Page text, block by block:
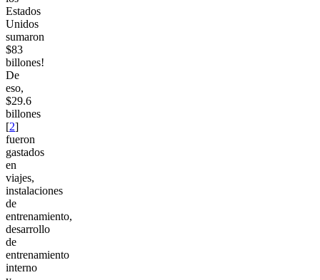
Estados
Unidos
sumaron
$83
billones!
De
eso,
$29.6
billones
[2]
fueron
gastados
en
viajes,
instalaciones
de
entrenamiento,
desarrollo
de
entrenamiento
interno